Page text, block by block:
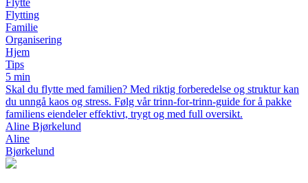
Flytte
Flytting
Familie
Organisering
Hjem
Tips
5 min
Skal du flytte med familien? Med riktig forberedelse og struktur kan
du unngå kaos og stress. Følg vår trinn-for-trinn-guide for å pakke
familiens eiendeler effektivt, trygt og med full oversikt.
Aline Bjørkelund
Aline
Bjørkelund